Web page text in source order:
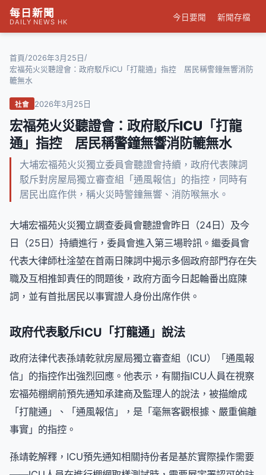
每日新聞
DAILY NEWS HK
今日要聞 新聞存檔
首頁/2026年3月25日 /
宏福苑火災聽證會：政府駁斥ICU「打龍通」指控 居民稱警鐘無響消防
轆無水
社會 2026年3月25日
宏福苑火災聽證會：政府駁斥ICU「打龍
通」指控 居民稱警鐘無響消防轆無水
大埔宏福苑火災獨立委員會聽證會持續，政府代表陳詞
駁斥對房屋局獨立審查組「通風報信」的指控，同時有
居民出庭作供，稱火災時警鐘無響、消防喉無水。
大埔宏福苑火災獨立調查委員會聽證會昨日（24日）及今
日（25日）持續進行，委員會進入第三場聆訊。繼委員會
代表大律師杜淦堃在首兩日陳詞中揭示多個政府部門存在失
職及互相推卸責任的問題後，政府方面今日起輪番出庭陳
詞，並有首批居民以事實證人身份出席作供。
政府代表駁斥ICU「打龍通」說法
政府法律代表孫靖乾就房屋局獨立審查組（ICU）「通風報
信」的指控作出強烈回應。他表示，有關指ICU人員在視察
宏福苑棚網前預先通知承建商及監理人的說法，被描繪成
「打龍通」、「通風報信」，是「毫無客觀根據、嚴重偏離
事實」的指控。
孫靖乾解釋，ICU預先通知相關持份者是基於實際操作需要